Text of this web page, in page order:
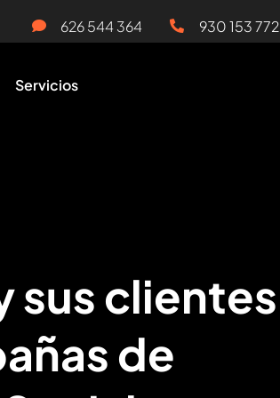
626 544 364 930 153 772
Servicios
sus clientes
de